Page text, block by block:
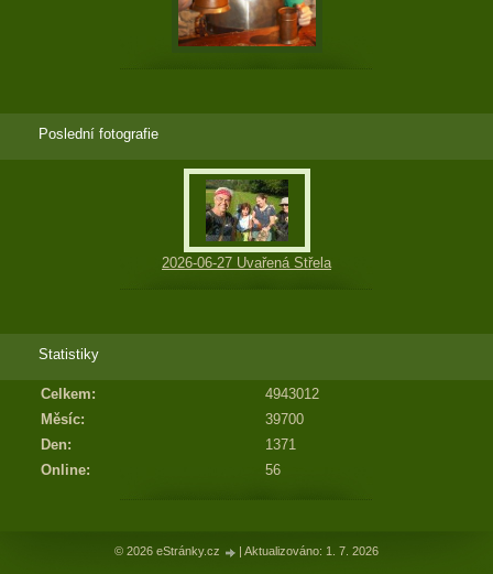
Poslední fotografie
2026-06-27 Uvařená Střela
Statistiky
Online: 56
Celkem:
4943012
Měsíc:
39700
Den:
1371
© 2026 eStránky.cz Aktualizováno: 1. 7. 2026